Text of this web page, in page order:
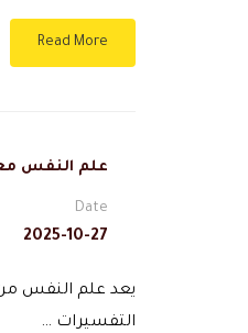
Read More
علم النفس
Date
2025-10-27
يعد علم النفس من
التفسيرات …